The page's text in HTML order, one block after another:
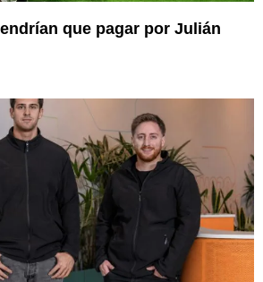
que pagar por Julián